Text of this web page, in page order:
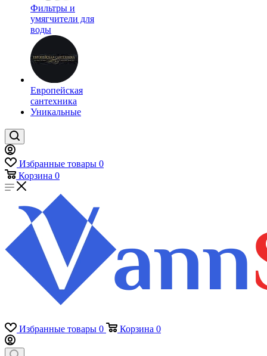
Фильтры и
умягчители для
воды
Европейская
сантехника
Уникальные
Избранные товары 0
Корзина 0
Избранные товары 0 Корзина 0